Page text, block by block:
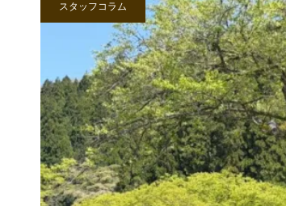
スタッフコラム